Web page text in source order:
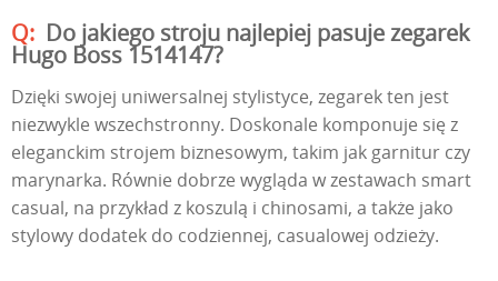
Do jakiego stroju najlepiej pasuje zegarek
Hugo Boss 1514147?
Dzięki swojej uniwersalnej stylistyce, zegarek ten jest
niezwykle wszechstronny. Doskonale komponuje się z
eleganckim strojem biznesowym, takim jak garnitur czy
marynarka. Równie dobrze wygląda w zestawach smart
casual, na przykład z koszulą i chinosami, a także jako
stylowy dodatek do codziennej, casualowej odzieży.